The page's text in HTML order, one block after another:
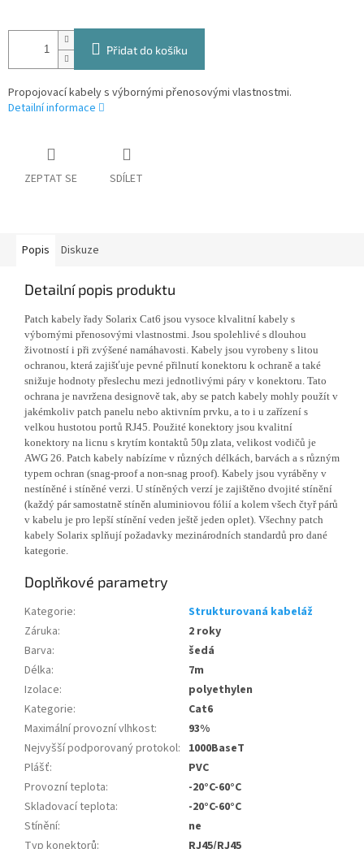
Přidat do košíku
Propojovací kabely s výbornými přenosovými vlastnostmi.
Detailní informace
ZEPTAT SE SDÍLET
Popis Diskuze
Detailní popis produktu
Patch kabely řady Solarix Cat6 jsou vysoce klvalitní kabely s
výbornými přenosovými vlastnostmi. Jsou spolehlivé s dlouhou
životností i při zvýšené namáhavosti. Kabely jsou vyrobeny s litou
ochranou, která zajišťuje pevné přilnutí konektoru k ochraně a také
snižuje hodnoty přeslechu mezi jednotlivými páry v konektoru. Tato
ochrana je navržena designově tak, aby se patch kabely mohly použít v
jakémkoliv patch panelu nebo aktivním prvku, a to i u zařízení s
velkou hustotou portů RJ45. Použité konektory jsou kvalitní
konektory na licnu s krytím kontaktů 50µ zlata, velikost vodičů je
AWG 26. Patch kabely nabízíme v různých délkách, barvách a s různým
typem ochran (snag-proof a non-snag proof). Kabely jsou vyráběny v
nestíněné i stíněné verzi. U stíněných verzí je zajištěno dvojité stínění
(každý pár samostatně stíněn aluminiovou fólií a kolem všech čtyř párů
v kabelu je pro lepší stínění veden ještě jeden oplet). Všechny patch
kabely Solarix splňují požadavky mezinárodních standardů pro dané
kategorie.
Doplňkové parametry
Kategorie:
Strukturovaná kabeláž
Záruka:
2 roky
Barva:
šedá
Délka:
7m
Izolace:
polyethylen
Kategorie:
Cat6
Maximální provozní vlhkost:
93%
Nejvyšší podporovaný protokol: 1000BaseT
Plášť:
PVC
Provozní teplota:
-20°C-60°C
Skladovací teplota:
-20°C-60°C
Stínění:
ne